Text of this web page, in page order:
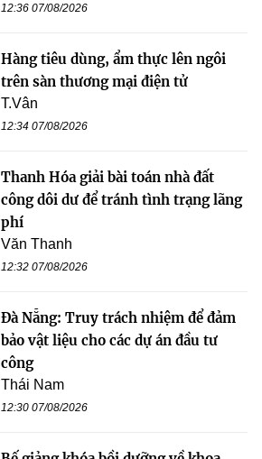
12:36 07/08/2026
Hàng tiêu dùng, ẩm thực lên ngôi
trên sàn thương mại điện tử
T.Vân
12:34 07/08/2026
Thanh Hóa giải bài toán nhà đất
công dôi dư để tránh tình trạng lãng
phí
Văn Thanh
12:32 07/08/2026
Đà Nẵng: Truy trách nhiệm để đảm
bảo vật liệu cho các dự án đầu tư
công
Thái Nam
12:30 07/08/2026